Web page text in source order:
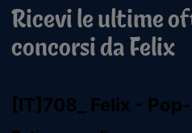
Ricevi le ultime
concorsi da Felix
Purina
For our partners